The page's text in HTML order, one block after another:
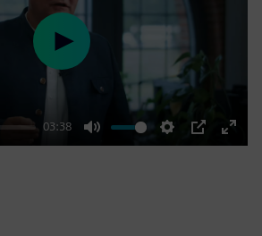
03:38
Mute Settings
PIP
Enter
Play